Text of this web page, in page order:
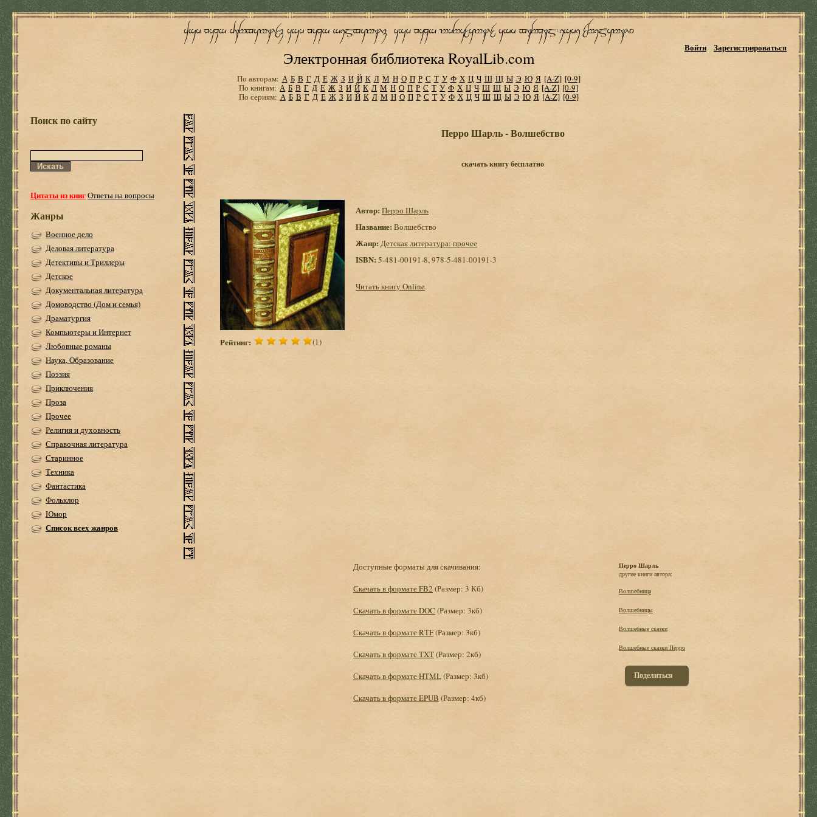
Электронная библиотека RoyalLib.com
Войти Зарегистрироваться
По авторам: А Б В Г Д Е Ж З И Й К Л М Н О П Р С Т У Ф Х Ц Ч Ш Щ Ы Э Ю Я [A-Z] [0-9]
По книгам: А Б В Г Д Е Ж З И Й К Л М Н О П Р С Т У Ф Х Ц Ч Ш Щ Ы Э Ю Я [A-Z] [0-9]
По сериям: А Б В Г Д Е Ж З И Й К Л М Н О П Р С Т У Ф Х Ц Ч Ш Щ Ы Э Ю Я [A-Z] [0-9]
Поиск по сайту
Цитаты из книгОтветы на вопросы
Жанры
Военное дело
Деловая литература
Детективы и Триллеры
Детское
Документальная литература
Домоводство (Дом и семья)
Драматургия
Компьютеры и Интернет
Любовные романы
Наука, Образование
Поэзия
Приключения
Проза
Прочее
Религия и духовность
Справочная литература
Старинное
Техника
Фантастика
Фольклор
Юмор
Список всех жанров
Перро Шарль - Волшебство
скачать книгу бесплатно
Рейтинг: (1)
Автор: Перро Шарль
Название: Волшебство
Жанр: Детская литература: прочее
ISBN: 5-481-00191-8, 978-5-481-00191-3
Читать книгу Online
Доступные форматы для скачивания:
Скачать в формате FB2 (Размер: 3 Кб)
Скачать в формате DOC (Размер: 3кб)
Скачать в формате RTF(Размер: 3кб)
Скачать в формате TXT(Размер: 2кб)
Скачать в формате HTML(Размер: 3кб)
Скачать в формате EPUB (Размер: 4кб)
Перро Шарль
другие книги автора:
Волшебница
Волшебницы
Волшебные сказки
Волшебные сказки Перро
Поделиться